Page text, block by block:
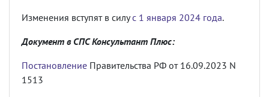
Изменения вступят в силус 1 января 2024 года.
Документ в СПС Консультант Плюс:
Постановление Правительства РФ от 16.09.2023 N
1513